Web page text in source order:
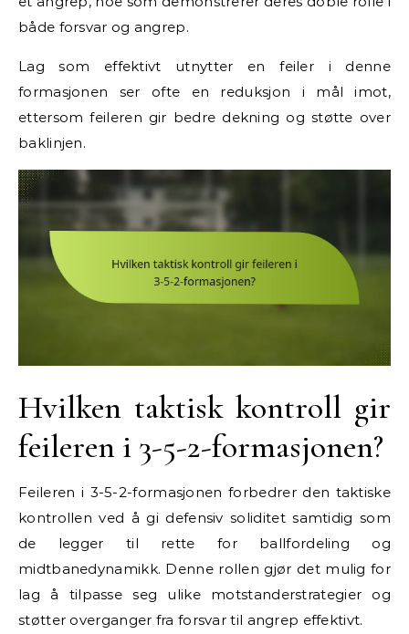
både forsvar og angrep.
Lag som effektivt utnytter en feiler i denne
formasjonen ser ofte en reduksjon i mål imot,
ettersom feileren gir bedre dekning og støtte over
baklinjen.
Hvilken taktisk kontroll gir
feileren i 3-5-2-formasjonen?
Feileren i 3-5-2-formasjonen forbedrer den taktiske
kontrollen ved å gi defensiv soliditet samtidig som
de legger til rette for ballfordeling og
midtbanedynamikk. Denne rollen gjør det mulig for
lag å tilpasse seg ulike motstanderstrategier og
støtter overganger fra forsvar til angrep effektivt.